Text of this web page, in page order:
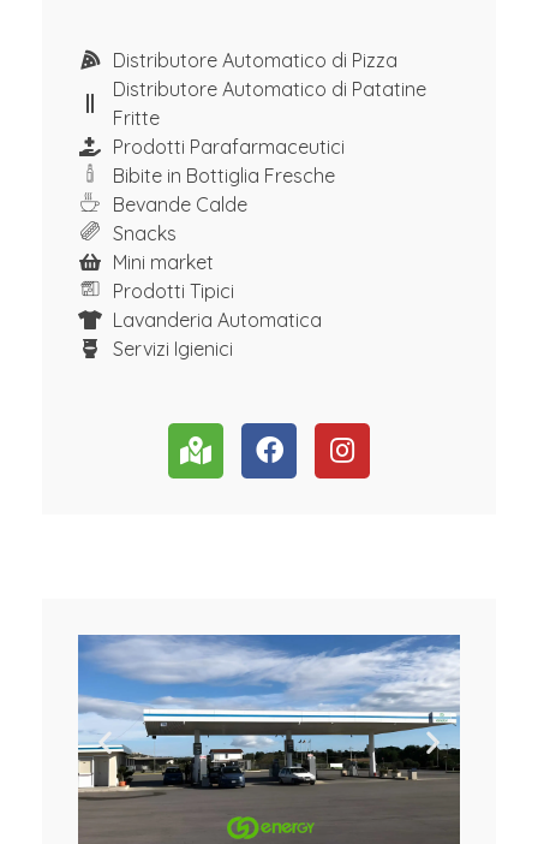
Distributore Automatico di Pizza
Distributore Automatico di Patatine
Fritte
Prodotti Parafarmaceutici
Bibite in Bottiglia Fresche
Bevande Calde
Snacks
Mini market
Prodotti Tipici
Lavanderia Automatica
Servizi Igienici